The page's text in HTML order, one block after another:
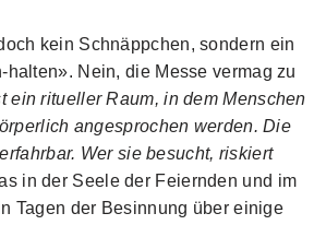
kein Schnäppchen, sondern ein
Nein, die Messe vermag zu
ein ritueller Raum, in dem Menschen
angesprochen werden. Die
Wer sie besucht, riskiert
in der Seele der Feiernden und im
Tagen der Besinnung über einige